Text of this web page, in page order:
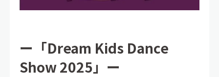
ー「Dream Kids Dance
Show 2025」ー